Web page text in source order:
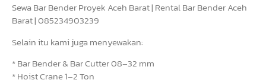
Sewa Bar Bender Proyek Aceh Barat | Rental Bar Bender Aceh
Barat | 085234903239
Selain itu kami juga menyewakan:
* Bar Bender & Bar Cutter 08–32 mm
* Hoist Crane 1–2 Ton